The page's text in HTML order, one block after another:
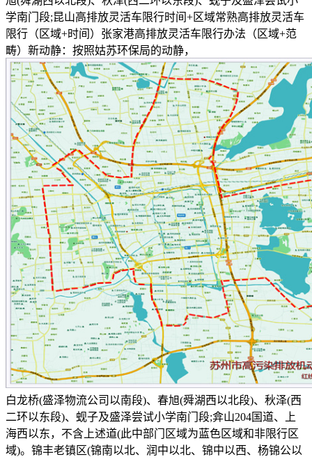
学南门段;昆山高排放灵活车限行时间+区域常熟高排放灵活车
限行（区域+时间）张家港高排放灵活车限行办法（区域+范
畴）新动静：按照姑苏环保局的动静，
白龙桥(盛泽物流公司以南段)、春旭(舜湖西以北段)、秋泽(西
二环以东段)、蚬子及盛泽尝试小学南门段;弇山204国道、上
海西以东，不含上述道(此中部门区域为蓝色区域和非限行区
域)。锦丰老镇区(锦南以北、润中以北、锦中以西、杨锦公以